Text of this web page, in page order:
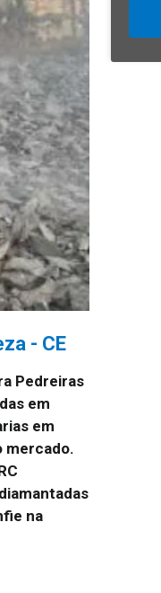
- CE
Pedreiras
em
em
mercado.
na